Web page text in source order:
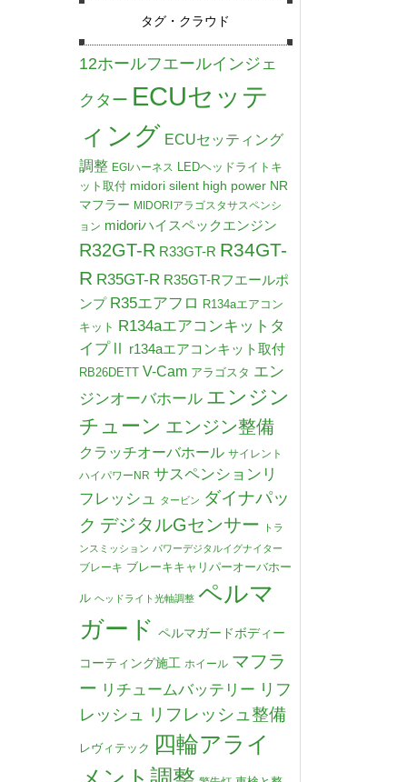
タグ・クラウド
12ホールフエールインジェ
クター ECUセッテ
ィング ECUセッティング
調整 EGIハーネス LEDヘッドライトキ
ット取付 midori silent high power NR
マフラー MIDORIアラゴスタサスペンシ
ョン midoriハイスペックエンジン
R32GT-R R33GT-R R34GT-
R R35GT-R R35GT-Rフエールポ
ンプ R35エアフロ R134aエアコン
キット R134aエアコンキットタ
イプⅡ
r134aエアコンキット取付
RB26DETT V-Cam アラゴスタ エン
ジンオーバホール エンジン
チューン エンジン整備
クラッチオーバホール サイレント
ハイパワーNR サスペンションリ
フレッシュ
タービン ダイナパッ
ク デジタルGセンサー
トラ
ンスミッション パワーデジタルイグナイター
ブレーキ ブレーキキャリパーオーバホー
ル ヘッドライト光軸調整 ペルマ
ガード ペルマガードボディー
コーティング施工 ホイール マフラ
ー リチュームバッテリー リフ
レッシュ
リフレッシュ整備
レヴィテック 四輪アライ